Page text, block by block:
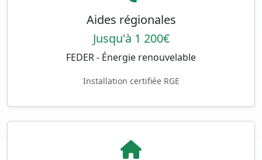
Aides régionales
Jusqu'à 1 200€
FEDER - Énergie renouvelable
Installation certifiée RGE